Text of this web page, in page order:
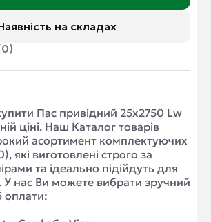
на складах
Пас привідний 25x2750 Lw
ціні. Наш Каталог товарів
асортимент комплектуючих
які виготовлені строго за
та ідеально підійдуть для
У нас Ви можете вибрати зручний
оплати: